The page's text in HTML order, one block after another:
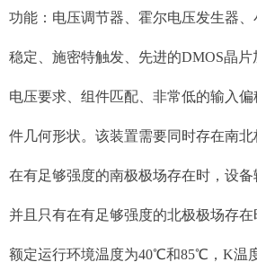
功能：电压调节器、霍尔电压发生器
稳定、施密特触发、先进的DMOS晶
电压要求、组件匹配、非常低的输入
件几何形状。该装置需要同时存在南北
在有足够强度的南极极场存在时，设备
并且只有在有足够强度的北极极场存
额定运行环境温度为40℃和85℃，K温